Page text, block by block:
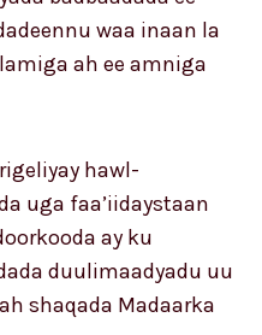
waa inaan la
ah ee amniga
hawl-
uga faa’iidaystaan
ay ku
duulimaadyadu uu
shaqada Madaarka